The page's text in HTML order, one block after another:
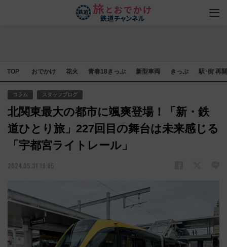
TOP おでかけ 花火 青春18きっぷ 新型車両 きっぷ 駅･街 再
コラム スタッフブログ
北関東最大の都市に颯爽登場！「新・鉄
道ひとり旅」227回目の舞台は未来感じる
「宇都宮ライトレール」
2024.05.31 19:05